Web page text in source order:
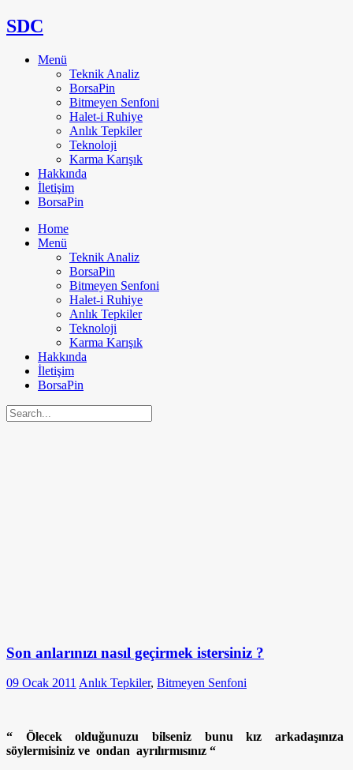
SDC
Menü
Teknik Analiz
BorsaPin
Bitmeyen Senfoni
Halet-i Ruhiye
Anlık Tepkiler
Teknoloji
Karma Karışık
Hakkında
İletişim
BorsaPin
Home
Menü
Teknik Analiz
BorsaPin
Bitmeyen Senfoni
Halet-i Ruhiye
Anlık Tepkiler
Teknoloji
Karma Karışık
Hakkında
İletişim
BorsaPin
Son anlarınızı nasıl geçirmek istersiniz ?
09 Ocak 2011 Anlık Tepkiler, Bitmeyen Senfoni
“ Ölecek olduğunuzu bilseniz bunu kız arkadaşınıza
söylermisiniz ve ondan ayrılırmısınız “